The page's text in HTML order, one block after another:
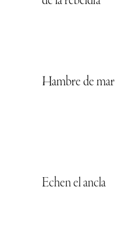
Hambre de mar
Echen el ancla